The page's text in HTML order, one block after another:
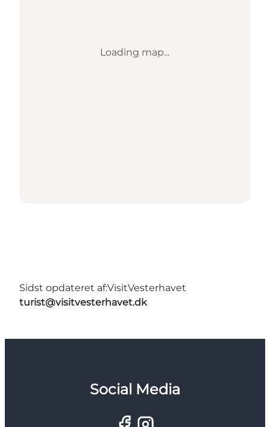
Loading map...
Sidst opdateret af:VisitVesterhavet
turist@visitvesterhavet.dk
Social Media